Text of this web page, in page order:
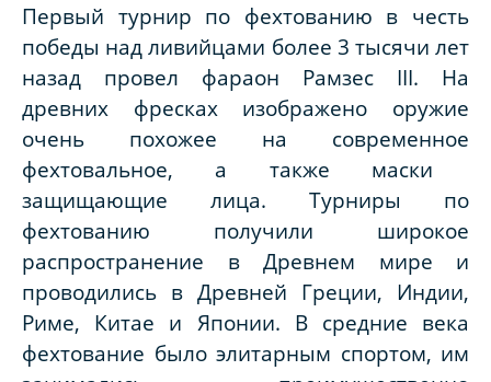
Первый турнир по фехтованию в честь
победы над ливийцами более 3 тысячи лет
назад провел фараон Рамзес III. На
древних фресках изображено оружие
очень похожее на современное
фехтовальное, а также маски
защищающие лица. Турниры по
фехтованию
получили широкое
распространение в Древнем мире и
проводились в Древней Греции, Индии,
Риме, Китае и Японии. В средние века
фехтование было элитарным спортом, им